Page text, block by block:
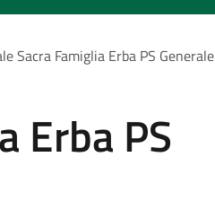
Sacra Famiglia Erba PS Generale
Erba PS